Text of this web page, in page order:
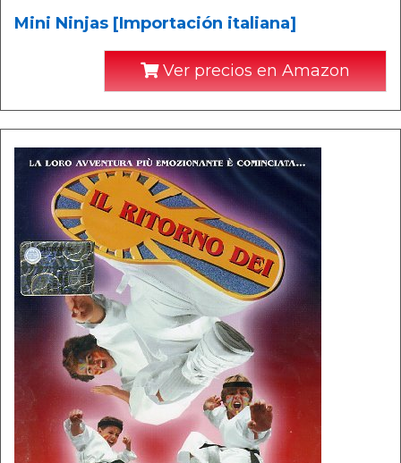
Mini Ninjas [Importación italiana]
Ver precios en Amazon